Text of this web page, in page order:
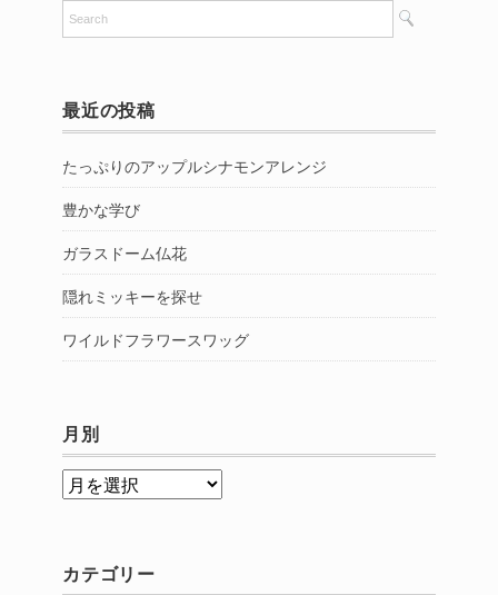
最近の投稿
たっぷりのアップルシナモンアレンジ
豊かな学び
ガラスドーム仏花
隠れミッキーを探せ
ワイルドフラワースワッグ
月別
月
カテゴリー